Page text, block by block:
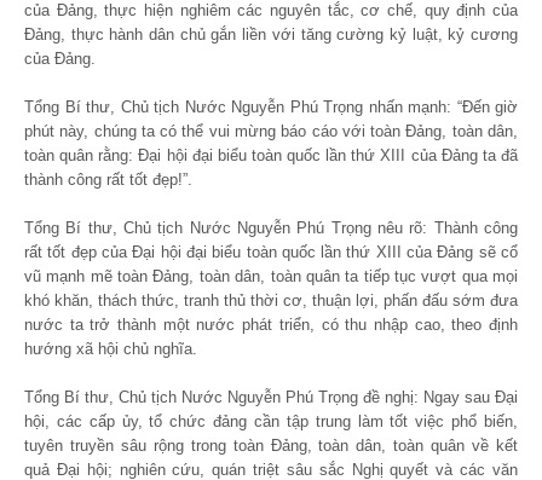
của Đảng, thực hiện nghiêm các nguyên tắc, cơ chế, quy định của
Đảng, thực hành dân chủ gắn liền với tăng cường kỷ luật, kỷ cương
của Đảng.
Tổng Bí thư, Chủ tịch Nước Nguyễn Phú Trọng nhấn mạnh: “Đến giờ
phút này, chúng ta có thể vui mừng báo cáo với toàn Đảng, toàn dân,
toàn quân rằng: Đại hội đại biểu toàn quốc lần thứ XIII của Đảng ta đã
thành công rất tốt đẹp!”.
Tổng Bí thư, Chủ tịch Nước Nguyễn Phú Trọng nêu rõ: Thành công
rất tốt đẹp của Đại hội đại biểu toàn quốc lần thứ XIII của Đảng sẽ cổ
vũ mạnh mẽ toàn Đảng, toàn dân, toàn quân ta tiếp tục vượt qua mọi
khó khăn, thách thức, tranh thủ thời cơ, thuận lợi, phấn đấu sớm đưa
nước ta trở thành một nước phát triển, có thu nhập cao, theo định
hướng xã hội chủ nghĩa.
Tổng Bí thư, Chủ tịch Nước Nguyễn Phú Trọng đề nghị: Ngay sau Đại
hội, các cấp ủy, tổ chức đảng cần tập trung làm tốt việc phổ biến,
tuyên truyền sâu rộng trong toàn Đảng, toàn dân, toàn quân về kết
quả Đại hội; nghiên cứu, quán triệt sâu sắc Nghị quyết và các văn